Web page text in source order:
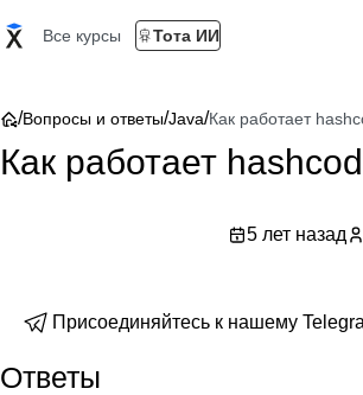
Все курсы Тота ИИ
/Вопросы и ответы/Java/Как работает
Как работает
5 лет назад
Присоединяйтесь к нашему
Ответы